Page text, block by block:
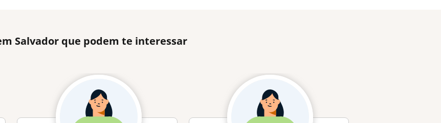
Salvador que podem te interessar